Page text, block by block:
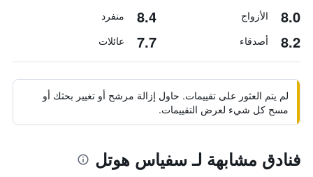
8.0 الأزواج 8.4 منفرد
8.2 أصدقاء 7.7 عائلات
لم يتم العثور على تقييمات. حاول إزالة مرشح أو تغيير بحثك أو
مسح كل شيء لعرض التقييمات.
فنادق مشابهة لـ سفياس هوتل